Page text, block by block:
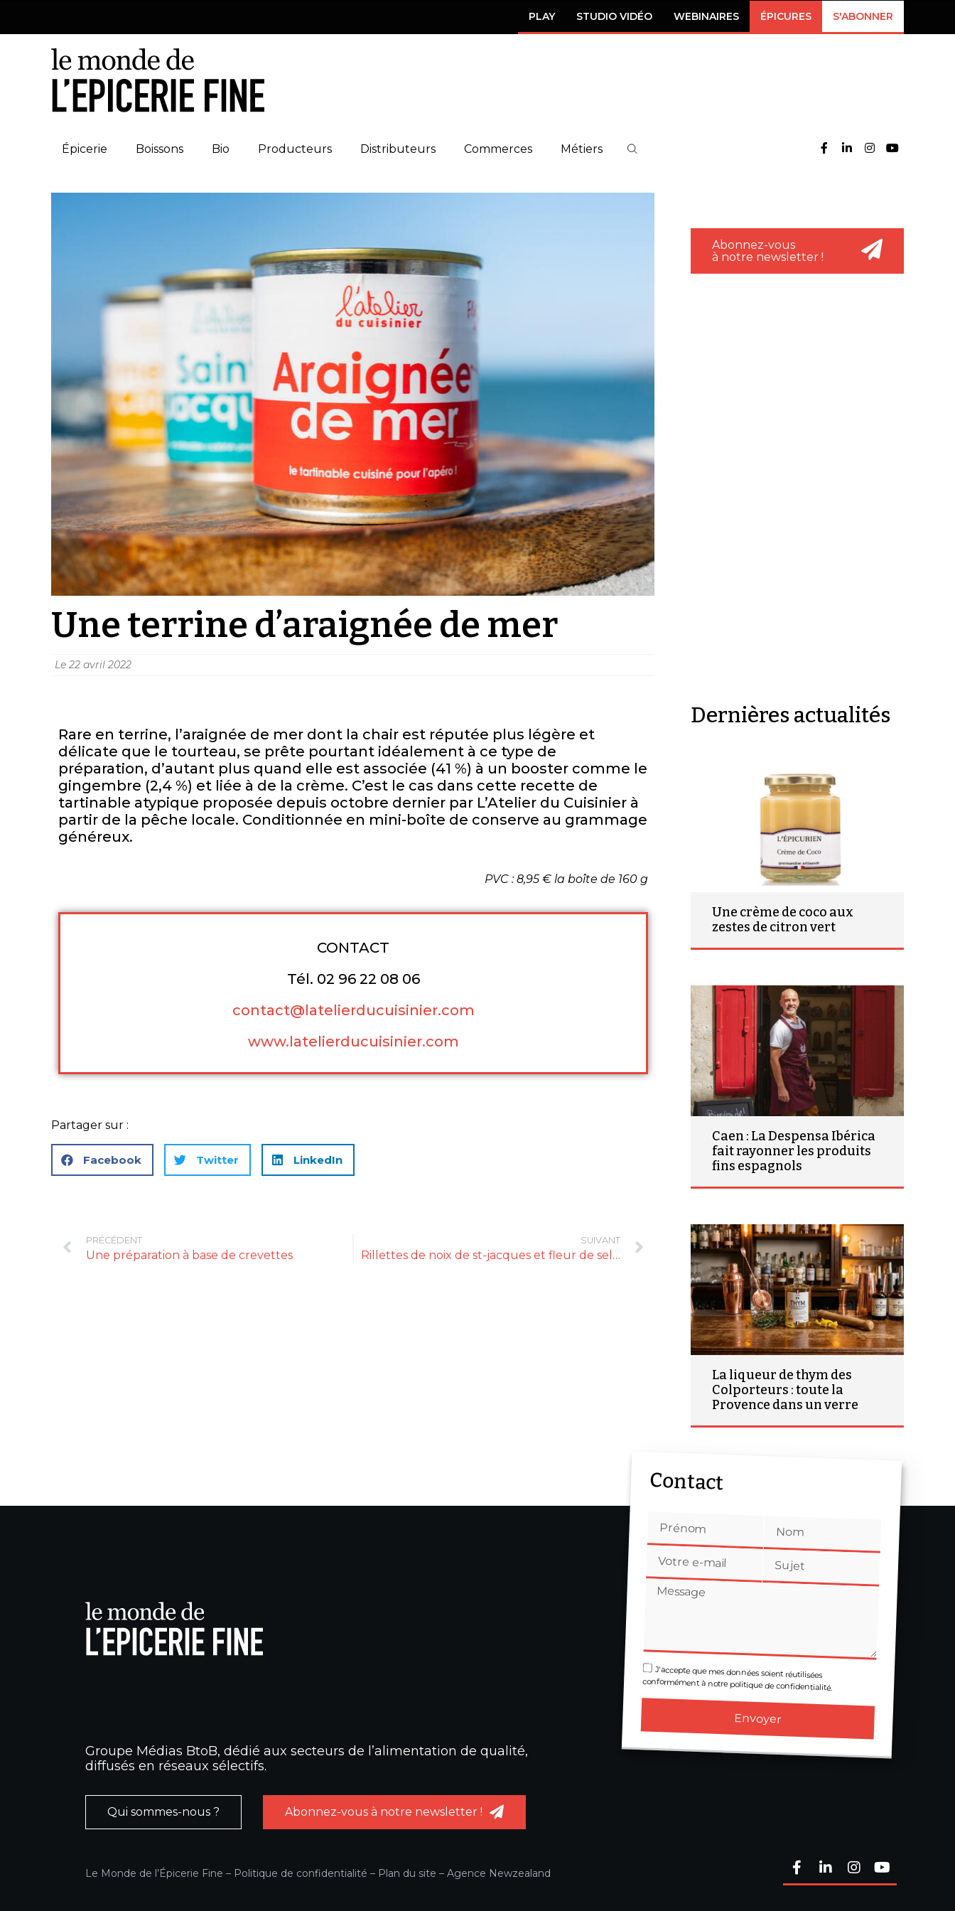
PLAY STUDIO VIDÉO WEBINAIRES ÉPICURES S'ABONNER
Épicerie Boissons Bio Producteurs Distributeurs Commerces Métiers
Une terrine d’araignée de mer
Le 22 avril 2022
Abonnez-vous
à notre newsletter !
Rare en terrine, l’araignée de mer dont la chair est réputée plus légère et
délicate que le tourteau, se prête pourtant idéalement à ce type de
préparation, d’autant plus quand elle est associée (41 %) à un booster comme le
gingembre (2,4 %) et liée à de la crème. C’est le cas dans cette recette de
tartinable atypique proposée depuis octobre dernier par L’Atelier du Cuisinier à
partir de la pêche locale. Conditionnée en mini-boîte de conserve au grammage
généreux.
PVC : 8,95 € la boîte de 160 g
CONTACT
Tél. 02 96 22 08 06
contact@latelierducuisinier.com
www.latelierducuisinier.com
Partager sur :
Facebook Twitter LinkedIn
PRÉCÉDENT
Une préparation à base de crevettes
SUIVANT
Rillettes de noix de st-jacques et fleur de sel de Noirmoutier
Dernières actualités
Une crème de coco aux
zestes de citron vert
Caen : La Despensa Ibérica
fait rayonner les produits
fins espagnols
La liqueur de thym des
Colporteurs : toute la
Provence dans un verre
Groupe Médias BtoB, dédié aux secteurs de l’alimentation de qualité,
diffusés en réseaux sélectifs.
Qui sommes-nous ? Abonnez-vous à notre newsletter !
Le Monde de l’Épicerie Fine – Politique de confidentialité – Plan du site – Agence Newzealand
Contact
J'accepte que mes données soient réutilisées
conformément à notre politique de confidentialité.
Envoyer